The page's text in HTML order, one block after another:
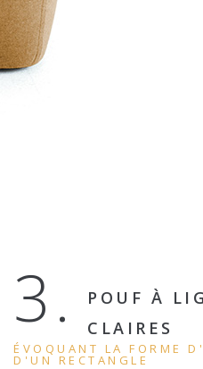
3.
POUF À
CLAIRES
ÉVOQUANT LA FORME
D'UN RECTANGLE